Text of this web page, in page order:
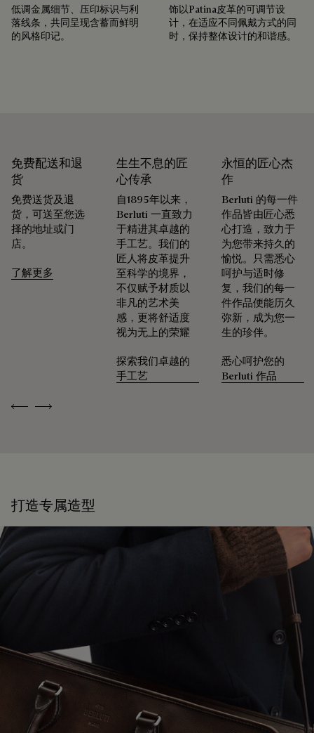
延续作品的生命力
低调金属细节、压印标识与利
落线条，共同呈现含蓄而鲜明
的风格印记。
饰以Patina皮革的可调节设
计，在适应不同佩戴方式的同
时，保持整体设计的和谐感。
Previous
Next
免费配送和退
货
免费送货及退
货，可送至您选
择的地址或门
店。
了解更多
生生不息的匠
心传承
自1895年以来，
Berluti 一直致力
于精进其卓越的
手工艺。我们的
匠人将皮革提升
至科学的境界，
不仅赋予材质以
非凡的艺术美
感，更将舒适度
视为无上的荣耀
探索我们卓越的
手工艺
永恒的匠心杰
作
Berluti 的每一件
作品皆由匠心悉
心打造，致力于
为您带来持久的
愉悦。只需悉心
呵护与适时修
复，我们的每一
件作品便能历久
弥新，成为您一
生的珍伴。
悉心呵护您的
Berluti 作品
打造专属造型